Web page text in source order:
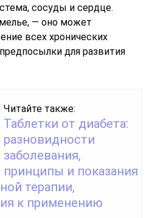
сосуды и сердце.
— оно может
всех хронических
для развития
Читайте также:
Таблетки от диабета:
разновидности
заболевания,
принципы и показания
терапии,
к применению